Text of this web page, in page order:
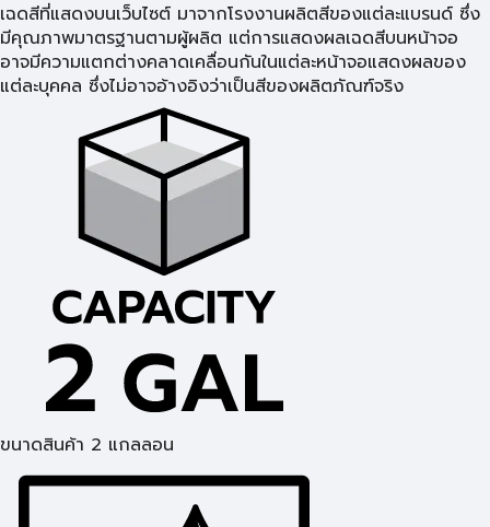
เฉดสีที่แสดงบนเว็บไซต์ มาจากโรงงานผลิตสีของแต่ละแบรนด์ ซึ่ง
มีคุณภาพมาตรฐานตามผู้ผลิต แต่การแสดงผลเฉดสีบนหน้าจอ
อาจมีความแตกต่างคลาดเคลื่อนกันในแต่ละหน้าจอแสดงผลของ
แต่ละบุคคล ซึ่งไม่อาจอ้างอิงว่าเป็นสีของผลิตภัณฑ์จริง
ขนาดสินค้า 2 แกลลอน